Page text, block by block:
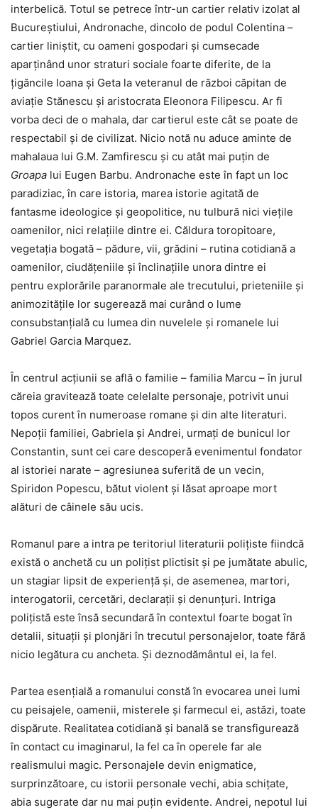
interbelică. Totul se petrece într-un cartier relativ izolat al
Bucureștiului, Andronache, dincolo de podul Colentina –
cartier liniștit, cu oameni gospodari și cumsecade
aparținând unor straturi sociale foarte diferite, de la
țigăncile Ioana și Geta la veteranul de război căpitan de
aviație Stănescu și aristocrata Eleonora Filipescu. Ar fi
vorba deci de o mahala, dar cartierul este cât se poate de
respectabil și de civilizat. Nicio notă nu aduce aminte de
mahalaua lui G.M. Zamfirescu și cu atât mai puțin de
Groapa lui Eugen Barbu. Andronache este în fapt un loc
paradiziac, în care istoria, marea istorie agitată de
fantasme ideologice și geopolitice, nu tulbură nici viețile
oamenilor, nici relațiile dintre ei. Căldura toropitoare,
vegetația bogată – pădure, vii, grădini – rutina cotidiană a
oamenilor, ciudățeniile și înclinațiile unora dintre ei
pentru explorările paranormale ale trecutului, prieteniile și
animozitățile lor sugerează mai curând o lume
consubstanțială cu lumea din nuvelele și romanele lui
Gabriel Garcia Marquez.
În centrul acțiunii se află o familie – familia Marcu – în jurul
căreia gravitează toate celelalte personaje, potrivit unui
topos curent în numeroase romane și din alte literaturi.
Nepoții familiei, Gabriela și Andrei, urmați de bunicul lor
Constantin, sunt cei care descoperă evenimentul fondator
al istoriei narate – agresiunea suferită de un vecin,
Spiridon Popescu, bătut violent și lăsat aproape mort
alături de câinele său ucis.
Romanul pare a intra pe teritoriul literaturii polițiste fiindcă
există o anchetă cu un polițist plictisit și pe jumătate abulic,
un stagiar lipsit de experiență și, de asemenea, martori,
interogatorii, cercetări, declarații și denunțuri. Intriga
polițistă este însă secundară în contextul foarte bogat în
detalii, situații și plonjări în trecutul personajelor, toate fără
nicio legătura cu ancheta. Și deznodământul ei, la fel.
Partea esențială a romanului constă în evocarea unei lumi
cu peisajele, oamenii, misterele și farmecul ei, astăzi, toate
dispărute. Realitatea cotidiană și banală se transfigurează
în contact cu imaginarul, la fel ca în operele far ale
realismului magic. Personajele devin enigmatice,
surprinzătoare, cu istorii personale vechi, abia schițate,
abia sugerate dar nu mai puțin evidente. Andrei, nepotul lui